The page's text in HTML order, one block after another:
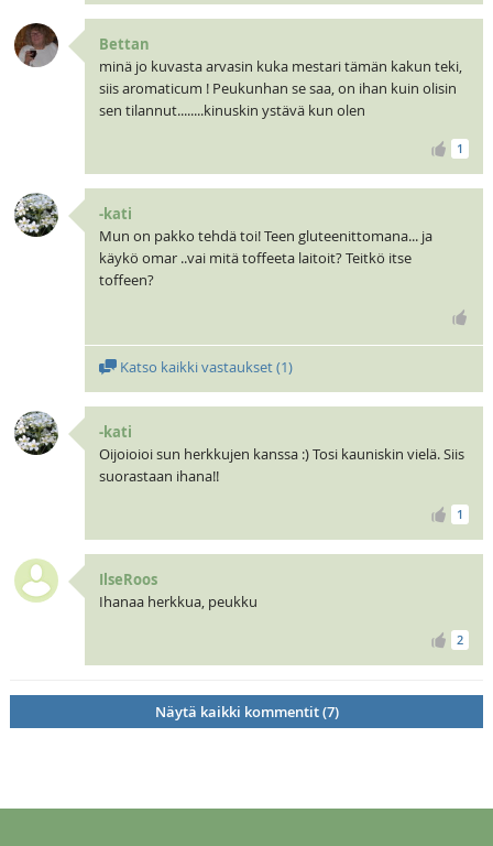
Bettan
minä jo kuvasta arvasin kuka mestari tämän kakun teki,
siis aromaticum ! Peukunhan se saa, on ihan kuin olisin
sen tilannut........kinuskin ystävä kun olen
1
-kati
Mun on pakko tehdä toi! Teen gluteenittomana... ja
käykö omar ..vai mitä toffeeta laitoit? Teitkö itse
toffeen?
Katso kaikki vastaukset (1)
-kati
Oijoioioi sun herkkujen kanssa :) Tosi kauniskin vielä. Siis
suorastaan ihana!!
1
IlseRoos
Ihanaa herkkua, peukku
2
Näytä kaikki kommentit (7)